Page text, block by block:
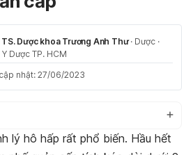
TS. Dược khoa Trương Anh Thư · Dược ·
Dược TP. HCM
nhật: 27/06/2023
lý hô hấp rất phổ biến. Hầu hết